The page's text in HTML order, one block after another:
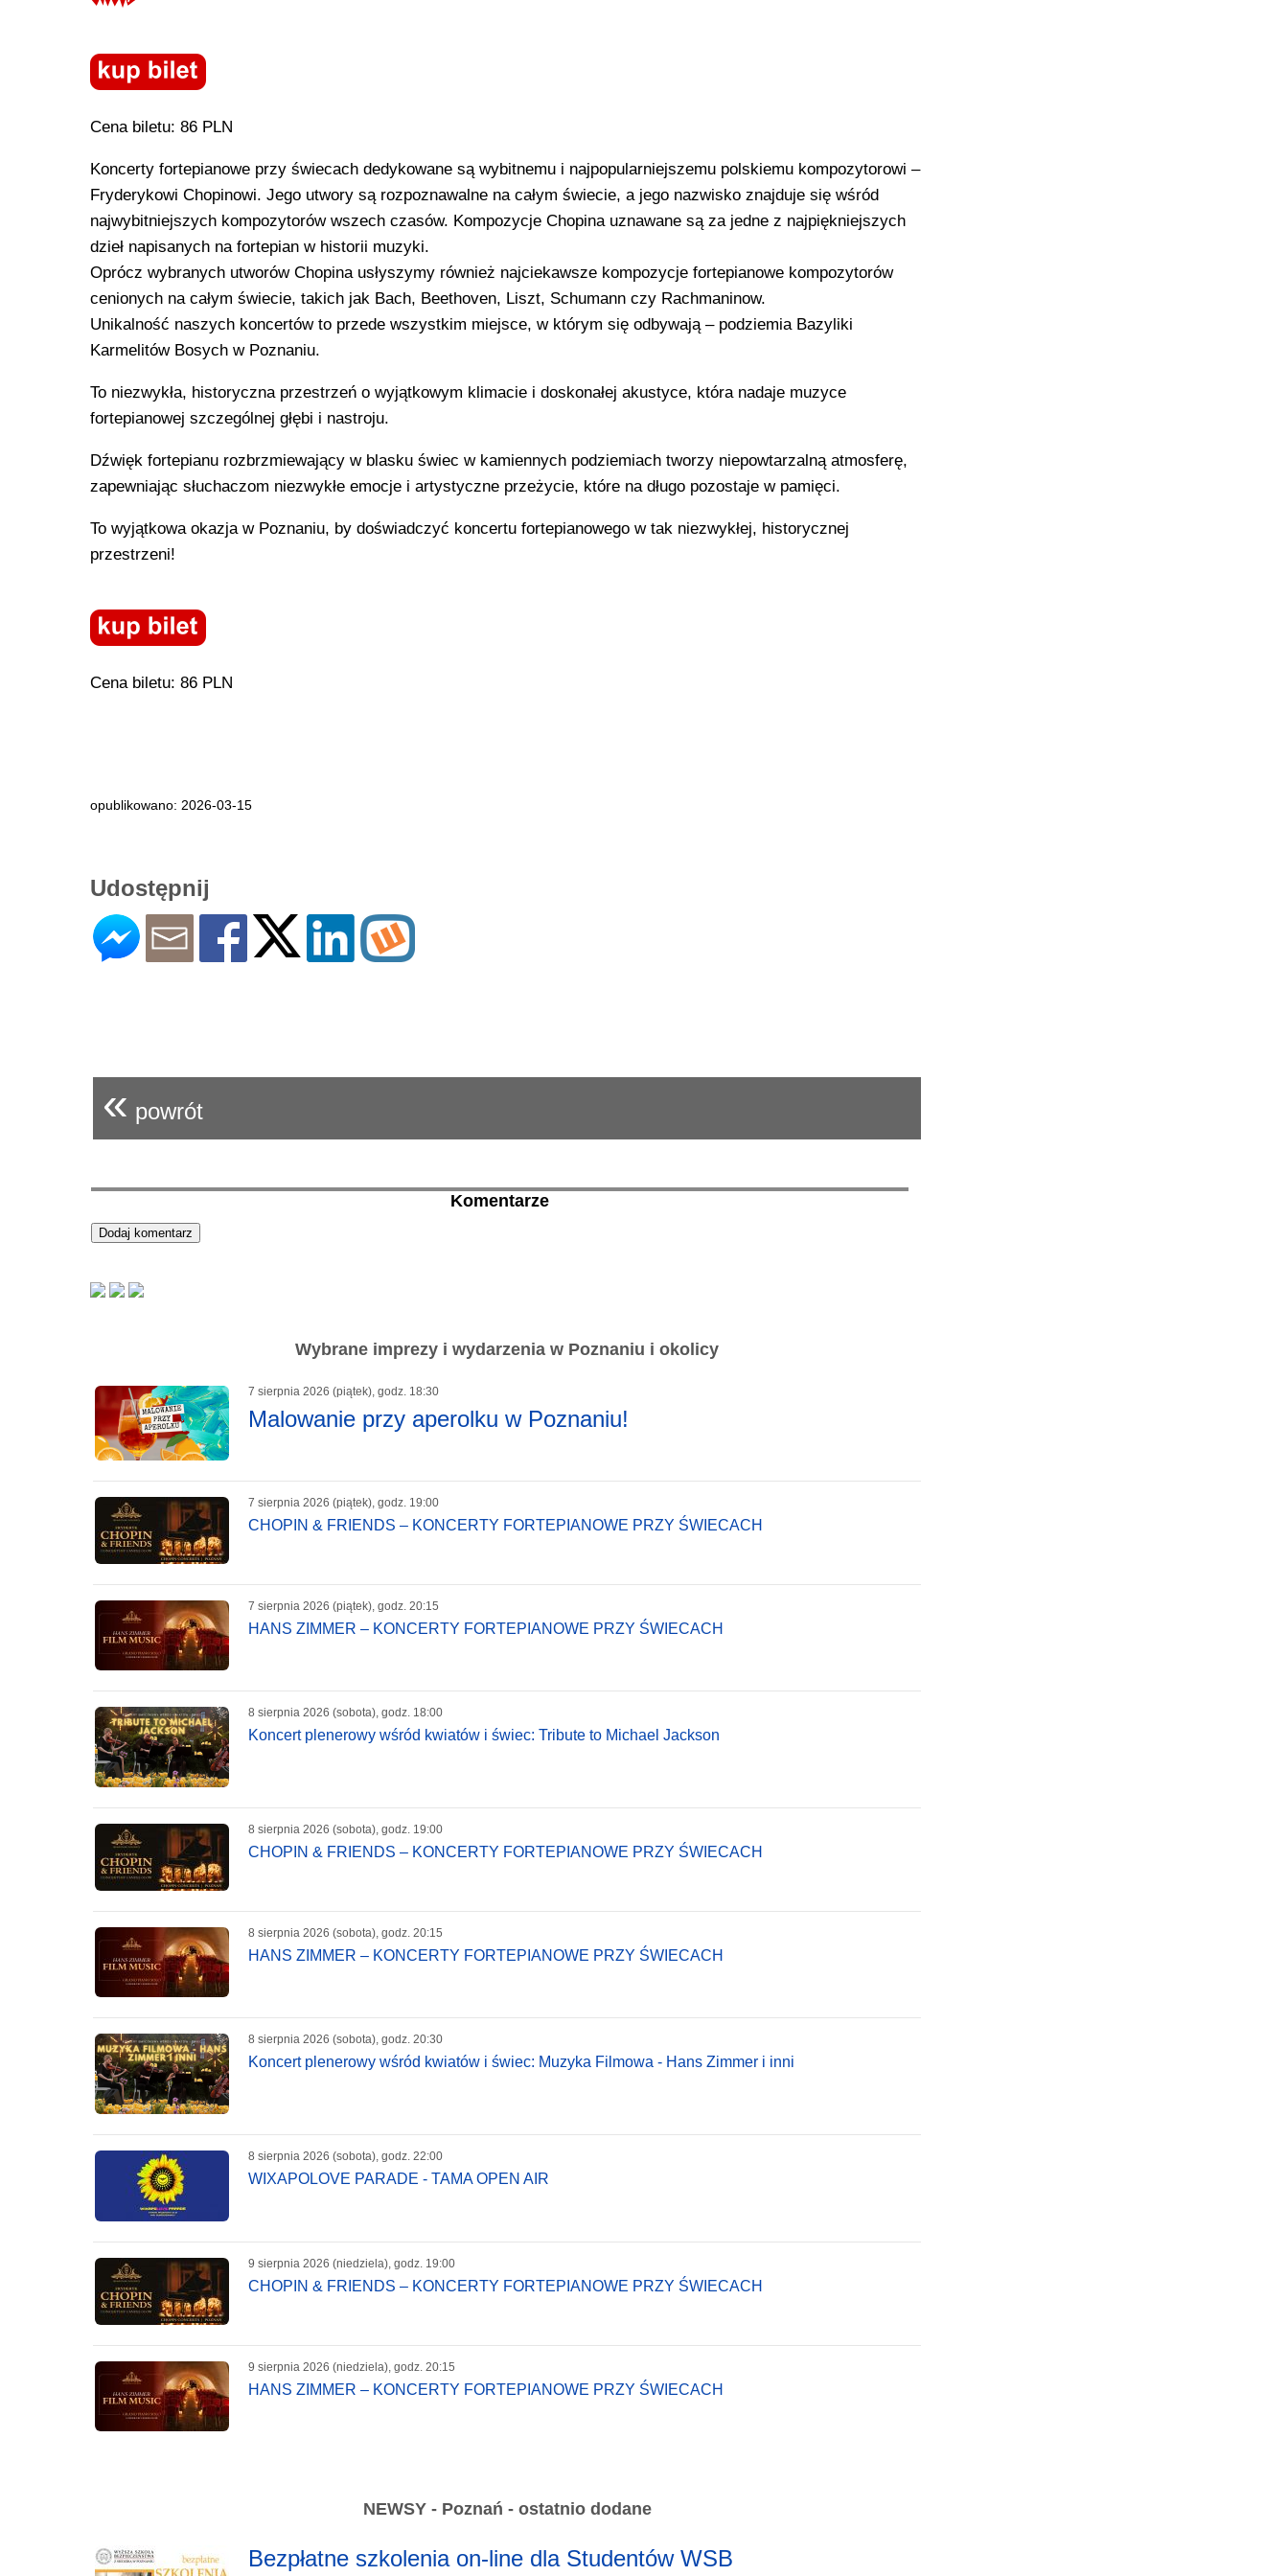
Cena biletu: 86 PLN
Koncerty fortepianowe przy świecach dedykowane są wybitnemu i najpopularniejszemu polskiemu kompozytorowi –
Fryderykowi Chopinowi. Jego utwory są rozpoznawalne na całym świecie, a jego nazwisko znajduje się wśród
najwybitniejszych kompozytorów wszech czasów. Kompozycje Chopina uznawane są za jedne z najpiękniejszych
dzieł napisanych na fortepian w historii muzyki.
Oprócz wybranych utworów Chopina usłyszymy również najciekawsze kompozycje fortepianowe kompozytorów
cenionych na całym świecie, takich jak Bach, Beethoven, Liszt, Schumann czy Rachmaninow.
Unikalność naszych koncertów to przede wszystkim miejsce, w którym się odbywają – podziemia Bazyliki
Karmelitów Bosych w Poznaniu.
To niezwykła, historyczna przestrzeń o wyjątkowym klimacie i doskonałej akustyce, która nadaje muzyce
fortepianowej szczególnej głębi i nastroju.
Dźwięk fortepianu rozbrzmiewający w blasku świec w kamiennych podziemiach tworzy niepowtarzalną atmosferę,
zapewniając słuchaczom niezwykłe emocje i artystyczne przeżycie, które na długo pozostaje w pamięci.
To wyjątkowa okazja w Poznaniu, by doświadczyć koncertu fortepianowego w tak niezwykłej, historycznej
przestrzeni!
Cena biletu: 86 PLN
opublikowano: 2026-03-15
Udostępnij
« powrót
Komentarze
Wybrane imprezy i wydarzenia w Poznaniu i okolicy
7 sierpnia 2026 (piątek), godz. 18:30
Malowanie przy aperolku w Poznaniu!
7 sierpnia 2026 (piątek), godz. 19:00
CHOPIN & FRIENDS – KONCERTY FORTEPIANOWE PRZY ŚWIECACH
7 sierpnia 2026 (piątek), godz. 20:15
HANS ZIMMER – KONCERTY FORTEPIANOWE PRZY ŚWIECACH
8 sierpnia 2026 (sobota), godz. 18:00
Koncert plenerowy wśród kwiatów i świec: Tribute to Michael Jackson
8 sierpnia 2026 (sobota), godz. 19:00
CHOPIN & FRIENDS – KONCERTY FORTEPIANOWE PRZY ŚWIECACH
8 sierpnia 2026 (sobota), godz. 20:15
HANS ZIMMER – KONCERTY FORTEPIANOWE PRZY ŚWIECACH
8 sierpnia 2026 (sobota), godz. 20:30
Koncert plenerowy wśród kwiatów i świec: Muzyka Filmowa - Hans Zimmer i inni
8 sierpnia 2026 (sobota), godz. 22:00
WIXAPOLOVE PARADE - TAMA OPEN AIR
9 sierpnia 2026 (niedziela), godz. 19:00
CHOPIN & FRIENDS – KONCERTY FORTEPIANOWE PRZY ŚWIECACH
9 sierpnia 2026 (niedziela), godz. 20:15
HANS ZIMMER – KONCERTY FORTEPIANOWE PRZY ŚWIECACH
NEWSY - Poznań - ostatnio dodane
Bezpłatne szkolenia on-line dla Studentów WSB